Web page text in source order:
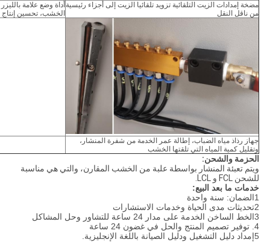
مضخة إمدادات الزيت التلقائية تزويد تلقائيا الزيت إلى أجزاء رئيسية
من ناقل النقل
أداة وضع علامة
الخشب، تحسين
جهاز رذاذ مياه الضباب، إطالة عمر الخدمة من شفرة المنشار،
وتقليل كمية المياه التي تلقتها الخشب
الحزمة والشحن:
ويتم تعبئة المنشار بواسطة علبة من الخشب المقارن، والتي هي مناسبة
للشحن FCL و LCL.
خدمات ما بعد البيع:
1الضمان: سنة واحدة
2تحديثات مدى الحياة وخدمات الاستشارات
3الخط الساخن الخدمة على مدار 24 ساعة للتشاور وحل المشاكل
4. توفير تصميم المنتج والحل في غضون 24 ساعة
5إمداد دليل التشغيل ودليل الصيانة باللغة الإنجليزية.